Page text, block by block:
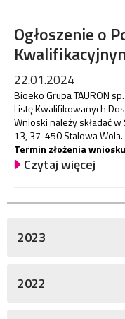
Ogłoszenie o
22.01.2024
Bioeko Grupa TAURON
Listę Kwalifikowanych
Wnioski należy składać
13, 37-450 Stalowa Wola.
Termin złożenia
Czytaj więcej
2023
2022